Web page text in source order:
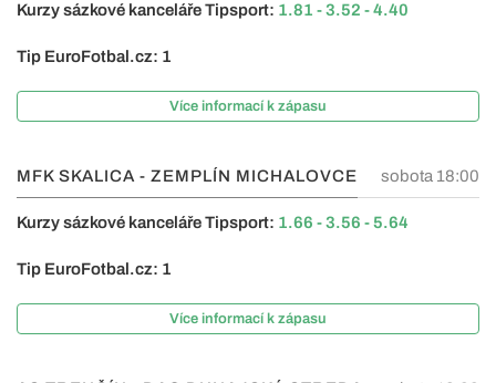
Kurzy sázkové kanceláře Tipsport: 1.81 - 3.52 - 4.40
Tip EuroFotbal.cz: 1
Více informací k zápasu
MFK SKALICA - ZEMPLÍN MICHALOVCE sobota 18:00
Kurzy sázkové kanceláře Tipsport: 1.66 - 3.56 - 5.64
Tip EuroFotbal.cz: 1
Více informací k zápasu